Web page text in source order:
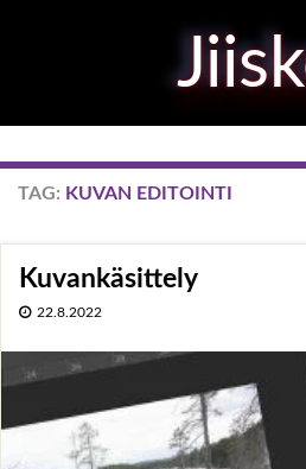
TAG: KUVAN EDITOINTI
Kuvankäsittely
22.8.2022